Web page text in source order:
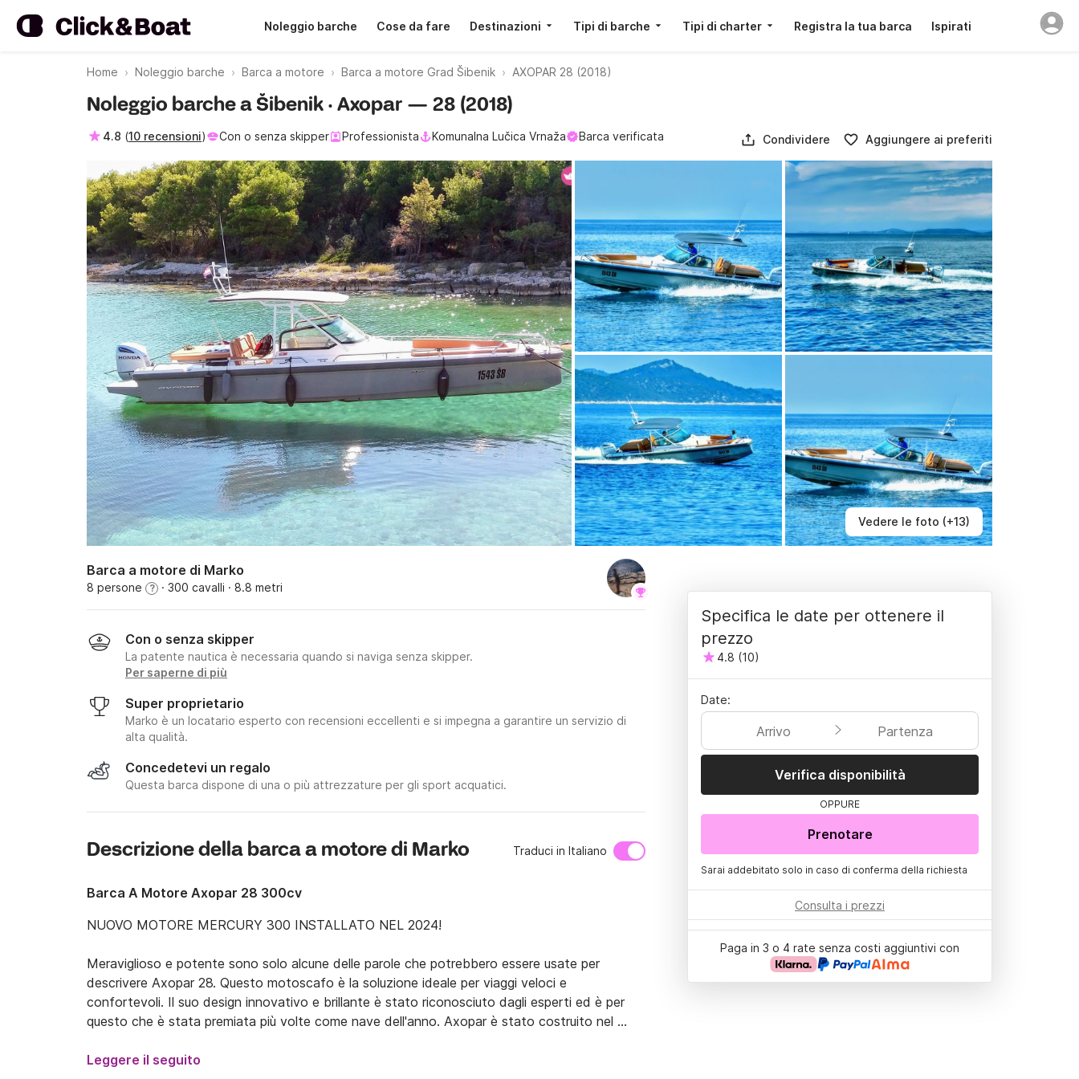
Noleggio barche Cose da fare Destinazioni Tipi di barche Tipi di charter Registra la tua barca Ispirati
Home Noleggio barche Barca a motore Barca a motore Grad Šibenik AXOPAR 28 (2018)
Vedere le foto (+13)
Noleggio barche a Šibenik · Axopar — 28 (2018)
4.8 (10 recensioni) Con o senza skipper Professionista Komunalna Lučica Vrnaža Barca verificata Condividere Aggiungere ai preferiti
Barca a motore di Marko
8 persone ? · 300 cavalli · 8.8 metri
Con o senza skipper
La patente nautica è necessaria quando si naviga senza skipper.
Per saperne di più
Super proprietario
Marko è un locatario esperto con recensioni eccellenti e si impegna a garantire un servizio di
alta qualità.
Concedetevi un regalo
Questa barca dispone di una o più attrezzature per gli sport acquatici.
Descrizione della barca a motore di Marko Traduci in Italiano
Barca A Motore Axopar 28 300cv
NUOVO MOTORE MERCURY 300 INSTALLATO NEL 2024!
Meraviglioso e potente sono solo alcune delle parole che potrebbero essere usate per
descrivere Axopar 28. Questo motoscafo è la soluzione ideale per viaggi veloci e
confortevoli. Il suo design innovativo e brillante è stato riconosciuto dagli esperti ed è per
questo che è stata premiata più volte come nave dell'anno. Axopar è stato costruito nel
cuccette e può ospitare fino a 8 persone.
Leggere il seguito
Specifica le date per ottenere il
prezzo
4.8 (10)
Date:
Arrivo Partenza
Verifica disponibilità
OPPURE
Prenotare
Sarai addebitato solo in caso di conferma della richiesta
Consulta i prezzi
Paga in 3 o 4 rate senza costi aggiuntivi con